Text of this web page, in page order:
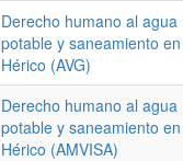
Derecho humano al agua
potable y saneamiento en
Hérico (AVG)
Derecho humano al agua
potable y saneamiento en
Hérico (AMVISA)